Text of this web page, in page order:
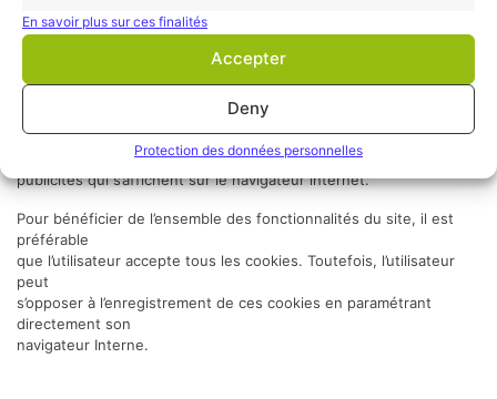
En savoir plus sur ces finalités
Accepter
Deny
Protection des données personnelles
encore
d’analyse comportementale) peuvent également utiliser des
il n’est pas possible d’avoir le contrôle. Ces cookies peuvent avoir
finalité d’analyser les performances ou de permettre un ciblage
publicités qui s’affichent sur le navigateur internet.
Pour bénéficier de l’ensemble des fonctionnalités du site, il est
préférable
que l’utilisateur accepte tous les cookies. Toutefois, l’utilisateur
peut
s’opposer à l’enregistrement de ces cookies en paramétrant
directement son
navigateur Interne.